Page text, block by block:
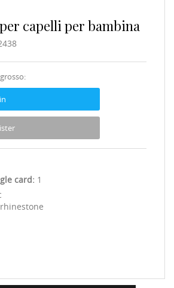
capelli per bambina
card: 1